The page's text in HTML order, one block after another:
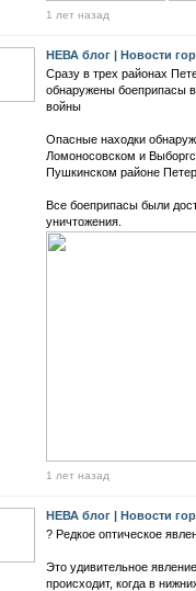
1 лет назад
НЕВА блог | Новости
Сразу в трех районах
обнаружены боеприпасы
войны
Опасные находки
Ломоносовском и
Пушкинском районе
Все боеприпасы были
уничтожения.
1 лет назад
НЕВА блог | Новости
? Редкое оптическое
Это удивительное
происходит, когда в